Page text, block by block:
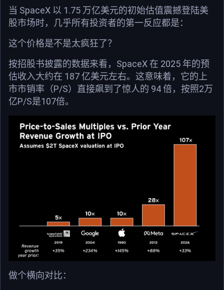
当 SpaceX 以 1.75 万亿美元的初始估值震撼登陆美
股市场时，几乎所有投资者的第一反应都是：
这个价格是不是太疯狂了？
按招股书披露的数据来看，SpaceX 在 2025 年的预
估收入大约在 187 亿美元左右。这意味着，它的上
市市销率（P/S）直接飙到了惊人的 94 倍，按照2万
亿P/S是107倍。
做个横向对比：